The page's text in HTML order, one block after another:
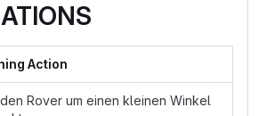
Action
Rover um einen kleinen Winkel